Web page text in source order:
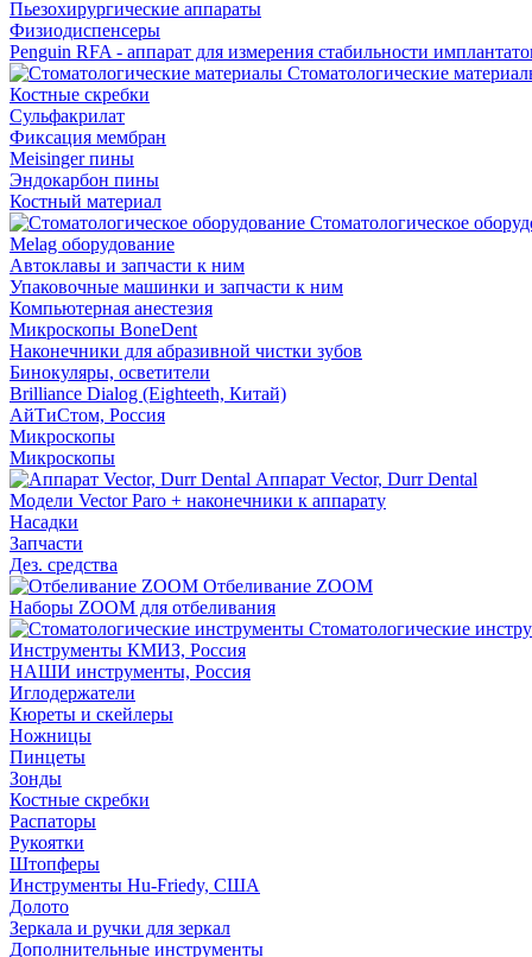
Пьезохирургические аппараты
Физиодиспенсеры
Penguin RFA - аппарат для измерения стабильности
Стоматологические
Костные скребки
Сульфакрилат
Фиксация мембран
Meisinger пины
Эндокарбон пины
Костный материал
Стоматологическое
Melag оборудование
Автоклавы и запчасти к ним
Упаковочные машинки и запчасти к ним
Компьютерная анестезия
Микроскопы BoneDent
Наконечники для абразивной чистки зубов
Бинокуляры, осветители
Brilliance Dialog (Eighteeth, Китай)
АйТиСтом, Россия
Микроскопы
Микроскопы
Аппарат Vector, Durr Dental
Модели Vector Paro + наконечники к аппарату
Насадки
Запчасти
Дез. средства
Отбеливание ZOOM
Наборы ZOOM для отбеливания
Стоматологические
Инструменты КМИЗ, Россия
НАШИ инструменты, Россия
Иглодержатели
Кюреты и скейлеры
Ножницы
Пинцеты
Зонды
Костные скребки
Распаторы
Рукоятки
Штопферы
Инструменты Hu-Friedy, США
Долото
Зеркала и ручки для зеркал
Дополнительные инструменты